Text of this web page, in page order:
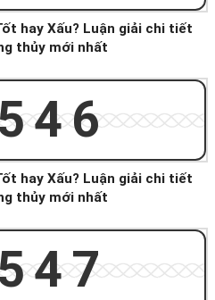
hay Xấu? Luận giải chi tiết
thủy mới nhất
hay Xấu? Luận giải chi tiết
thủy mới nhất